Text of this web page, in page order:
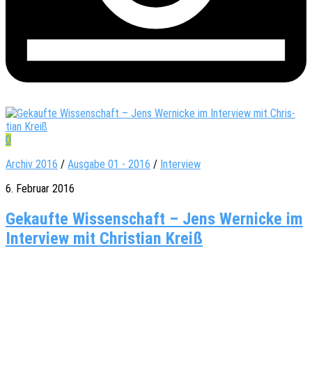
0
Archiv 2016 / Ausgabe 01 - 2016 / Interview
6. Februar 2016
Gekaufte Wis­sen­schaft – Jens Wer­ni­cke im
Inter­view mit Chris­tian Kreiß